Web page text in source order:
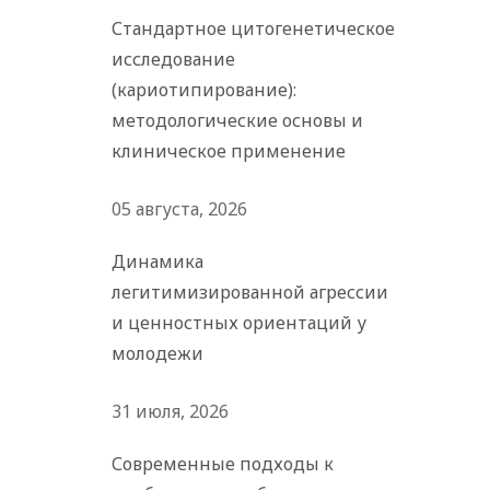
Стандартное цитогенетическое
исследование
(кариотипирование):
методологические основы и
клиническое применение
05 августа, 2026
Динамика
легитимизированной агрессии
и ценностных ориентаций у
молодежи
31 июля, 2026
Современные подходы к